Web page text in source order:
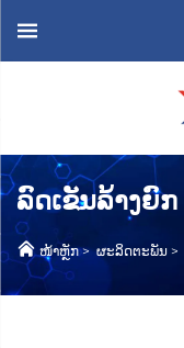
ລົດເຂັນລ້າງຍົກ
ໜ້າຫຼັກ>ຜະລິດຕະພັນ >